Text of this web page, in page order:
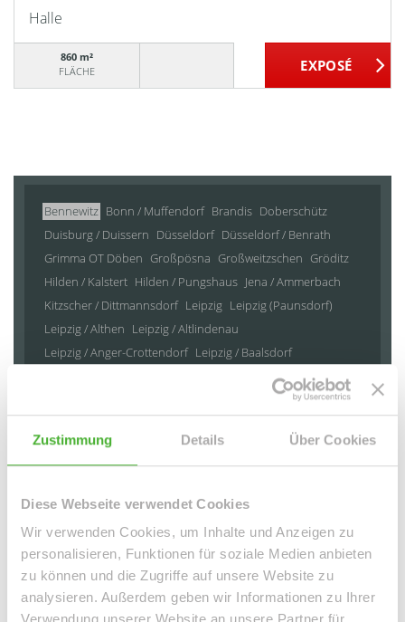
Zustimmung Details Über Cookies
Diese Webseite verwendet Cookies
Wir verwenden Cookies, um Inhalte und Anzeigen zu
personalisieren, Funktionen für soziale Medien anbieten
zu können und die Zugriffe auf unsere Website zu
analysieren. Außerdem geben wir Informationen zu Ihrer
Halle
860 m²
FLÄCHE
Bennewitz Bonn / Muffendorf Brandis Doberschütz
Duisburg / Duissern Düsseldorf Düsseldorf / Benrath
Grimma OT Döben Großpösna Großweitzschen Gröditz
Hilden / Kalstert Hilden / Pungshaus Jena / Ammerbach
Kitzscher / Dittmannsdorf Leipzig Leipzig (Paunsdorf)
Leipzig / Althen Leipzig / Altlindenau
Leipzig / Anger-Crottendorf Leipzig / Baalsdorf
Leipzig / Connewitz
Leipzig / Heiterblick
Leipzig / Hohenheida
Leipzig / Holzhausen Leipzig / Kleinzschocher
Leipzig / Leipzig Zentrum-Nordwest
Leipzig / Leipzig Zentrum-Süd
Leipzig / Leipzig Zentrum-West
Leipzig / Lindenau
Leipzig / Lindenthal
Leipzig / Mölkau